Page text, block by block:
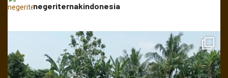
negeriternakindonesia